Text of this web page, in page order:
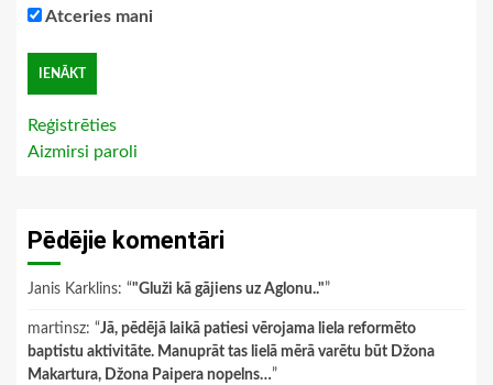
Atceries mani
Reģistrēties
Aizmirsi paroli
Pēdējie komentāri
Janis Karklins: “"Gluži kā gājiens uz Aglonu.."”
martinsz: “Jā, pēdējā laikā patiesi vērojama liela reformēto
baptistu aktivitāte. Manuprāt tas lielā mērā varētu būt Džona
Makartura, Džona Paipera nopelns…”